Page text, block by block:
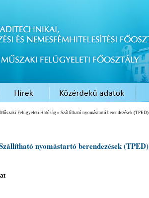
Felügyeleti Hatóság» Szállítható nyomástartó berendezések (TPED)
nyomástartó berendezések (TPED)